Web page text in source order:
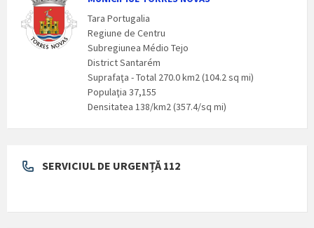
Tara Portugalia
Regiune de Centru
Subregiunea Médio Tejo
District Santarém
Suprafaţa - Total 270.0 km2 (104.2 sq mi)
Populaţia 37,155
Densitatea 138/km2 (357.4/sq mi)
SERVICIUL DE URGENȚĂ 112